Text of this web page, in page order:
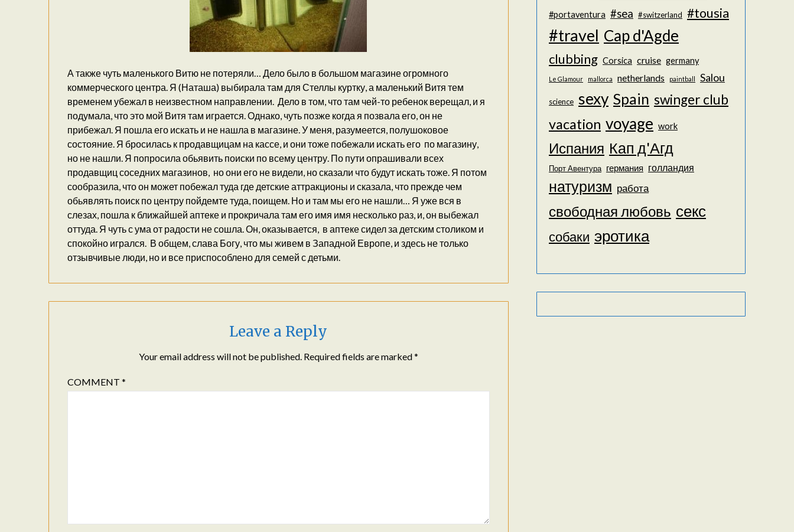
А также чуть маленького Витю не потеряли… Дело было в большом магазине огромного
коммерческого центра. Я (Наташа) выбирала там для Стеллы куртку, а маленький Витя тем
временем убежал в неизвестном направлении. Дело в том, что там чей-то ребенок верещал, и я
подумала, что это мой Витя там играется. Однако, чуть позже когда я позвала его, он не
прибежал. Я пошла его искать и не нашла в магазине. У меня, разумеется, полушоковое
состояние. Я бросилась к продавщицам на кассе, и они тоже побежали искать его по магазину,
но не нашли. Я попросила обьявить поиски по всему центру. По пути опрашивали всех
продавщиц соседних магазинов, но они его не видели, но сказали что будут искать тоже. Я потом
сообразила, что он может побежал туда где детские аттракционы и сказала, что прежде чем
обьявлять поиск по центру пойдемте туда, поищем. Но и там мы его не нашли… Я уже вся в
слезах, пошла к ближайшей аптеке и прокричала там его имя имя несколько раз, и, он выбежал
оттуда. Я чуть с ума от радости не сошла. Он, оказывается, в аптеке сидел за детским столиком и
спокойно игрался. В общем, слава Богу, что мы живем в Западной Европе, и здесь не только
отзывчивые люди, но и все приспособлено для семей с детьми.
Leave a Reply
Your email address will not be published. Required fields are marked*
COMMENT*
#portaventura #sea #switzerland #tousia
#travel Cap d'Agde
clubbing Corsica cruise germany
Le Glamour mallorca netherlands paintball Salou
science sexy Spain swinger club
vacation voyage work
Испания Кап д'Агд
Порт Авентура германия голландия
натуризм работа
свободная любовь секс
собаки эротика